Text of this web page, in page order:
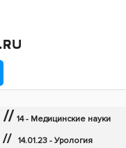
// 14 - Медицинские науки
// 14.01.23 - Урология